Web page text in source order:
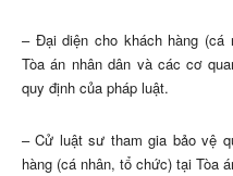
– Đại diện cho khách hàng (cá
Tòa án nhân dân và các cơ
quy định của pháp luật.
– Cử luật sư tham gia bảo vệ
hàng (cá nhân, tổ chức) tại Tòa